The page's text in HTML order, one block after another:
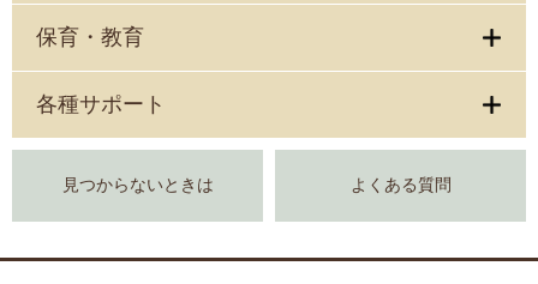
保育・教育
各種サポート
見つからないときは よくある質問